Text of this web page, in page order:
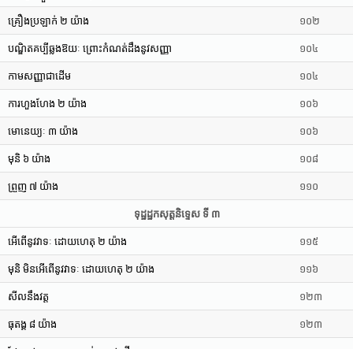
គ្រឿងប្រឡាក់ ២ យ៉ាង ១០២
បណ្ឌិតគប្បីឆ្លងឱយៈ ព្រោះកំណត់ដឹងនូវសញ្ញា ១០៤
កាមសញ្ញាជាដើម ១០៤
ការហួងហែង ២ យ៉ាង ១០៦
មោនេយ្យៈ ៣ យ៉ាង ១០៦
មុនិ ៦ យ៉ាង ១០៨
ព្រួញ ៧ យ៉ាង ១១០
ទុដ្ឋដ្ឋកសុត្តនិទ្ទេស ទី ៣
អើពើនូវវាទៈ ដោយហេតុ ២ យ៉ាង ១១៥
មុនិ មិនអើពើនូវវាទៈ ដោយហេតុ ២ យ៉ាង ១១៦
សីលនឹងវត្ត ១២៣
ធុតង្គ ៨ យ៉ាង ១២៣